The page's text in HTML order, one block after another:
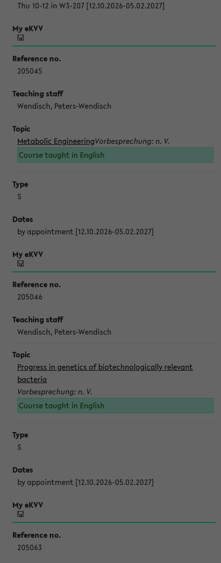
Thu 10-12 in W3-207 [12.10.2026-05.02.2027]
205045
Wendisch, Peters-Wendisch
Metabolic EngineeringVorbesprechung: n. V.
Course taught in English
S
by appointment [12.10.2026-05.02.2027]
205046
Wendisch, Peters-Wendisch
Progress in genetics of biotechnologically relevant
bacteria
Vorbesprechung: n. V.
Course taught in English
S
by appointment [12.10.2026-05.02.2027]
205063